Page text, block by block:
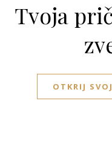
Tvoja
OTKRIJ